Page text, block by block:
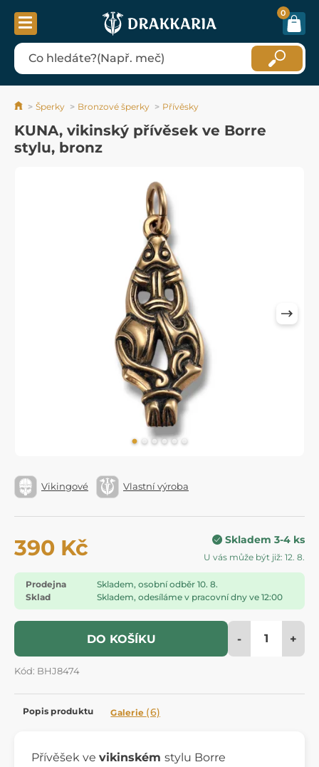
0
Šperky Bronzové šperky Přívěsky
KUNA, vikinský přívěsek ve Borre
stylu, bronz
Vikingové Vlastní výroba
390 Kč Skladem 3-4 ks
U vás může být již: 12. 8.
Prodejna
Skladem, osobní odběr 10. 8.
Sklad
Skladem, odesíláme v pracovní dny ve 12:00
DO KOŠÍKU - +
Kód: BHJ8474
Popis produktu Galerie (6)
Přívěšek ve vikinském stylu Borre